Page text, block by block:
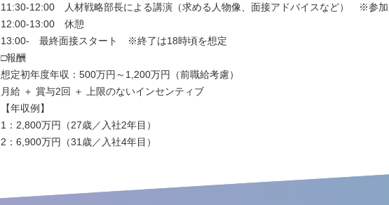
11:30-12:00 人材戦略部長による講演（求める人物像、面接アドバイスなど） ※参
12:00-13:00 休憩
13:00- 最終面接スタート ※終了は18時頃を想定
□報酬
想定初年度年収：500万円～1,200万円（前職給考慮）
月給 ＋ 賞与2回 ＋ 上限のないインセンティブ
【年収例】
1：2,800万円（27歳／入社2年目）
2：6,900万円（31歳／入社4年目）